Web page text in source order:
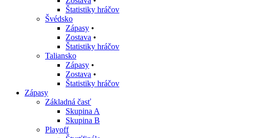
Štatistiky hráčov
Švédsko
Zápasy •
Zostava •
Štatistiky hráčov
Taliansko
Zápasy •
Zostava •
Štatistiky hráčov
Zápasy
Základná časť
Skupina A
Skupina B
Playoff